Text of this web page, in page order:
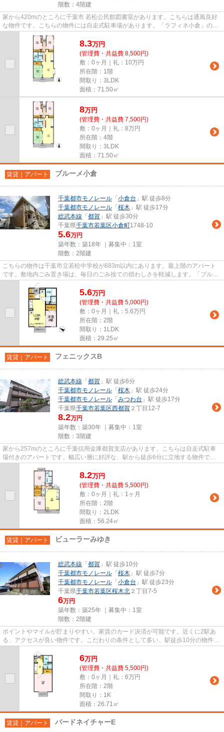
階数：4階建
家から420mのところに千葉市 若松公民館図書室があります。こちらは通風良好
な物件です。こちらの物件には自走式駐車場があります。「ラフィネ小倉」のこ
こがイチオシ。ご来店予約やご...
8.3万円
(管理費・共益費 8,500円)
敷：0ヶ月｜礼：10万円
所在階：1階
間取り：3LDK
面積：71.50㎡
8万円
(管理費・共益費 7,500円)
敷：0ヶ月｜礼：8万円
所在階：4階
間取り：3LDK
面積：71.50㎡
賃貸｜アパート ブルーメ小倉
千葉都市モノレール 「 小倉台 」駅 徒歩8分
千葉都市モノレール 「 桜木 」駅 徒歩17分
総武本線 「 都賀 」駅 徒歩30分
千葉県千葉市若葉区小倉町1748-10
5.6万円
築年数：築18年 ｜募集中： 1室
階数：2階建
こちらの物件は千葉市立若松中学校が683m以内にあります。最上階のアパート
です。敷地内ごみ置き場は、毎日のごみ捨ての煩わしさを軽減します。「ブルー
メ小倉」の物件情報をお探しな...
5.6万円
(管理費・共益費 5,000円)
敷：0ヶ月｜礼：5.6万円
所在階：2階
間取り：1LDK
面積：29.25㎡
賃貸｜アパート フェニックスB
総武本線 「 都賀 」駅 徒歩6分
千葉都市モノレール 「 桜木 」駅 徒歩24分
千葉都市モノレール 「 みつわ台 」駅 徒歩17分
千葉県千葉市若葉区西都賀 ２丁目12-7
8.2万円
築年数：築30年 ｜募集中： 1室
階数：3階建
家から257mのところに千葉信用金庫都賀支店があります。こちらは自走式駐車
場付きのアパートです。幅広い層に好評な、駅から徒歩6分に立地する物件で
8.2万円
(管理費・共益費 5,500円)
敷：0ヶ月｜礼：1ヶ月
所在階：2階
間取り：2LDK
面積：56.24㎡
賃貸｜アパート ビューラーみゆき
総武本線 「 都賀 」駅 徒歩10分
千葉都市モノレール 「 桜木 」駅 徒歩7分
千葉都市モノレール 「 小倉台 」駅 徒歩23分
千葉県千葉市若葉区桜木北 ２丁目7-5
6万円
築年数：築25年 ｜募集中： 1室
階数：2階建
ポイントやマイルが貯まりやすい。家賃のカード決済が可能です。近くに2駅あ
る、アクセスが良い物件です。こだわりの条件として多い、駅徒歩10分の物件で
6万円
(管理費・共益費 5,500円)
敷：0ヶ月｜礼：6万円
所在階：2階
間取り：1K
面積：26.71㎡
賃貸｜アパート バードネイチャーE